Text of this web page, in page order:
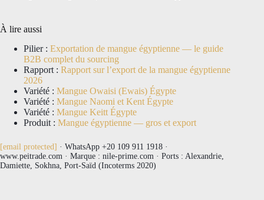
À lire aussi
Pilier : Exportation de mangue égyptienne — le guide
B2B complet du sourcing
Rapport : Rapport sur l’export de la mangue égyptienne
2026
Variété : Mangue Owaisi (Ewais) Égypte
Variété : Mangue Naomi et Kent Égypte
Variété : Mangue Keitt Égypte
Produit : Mangue égyptienne — gros et export
[email protected] · WhatsApp +20 109 911 1918 ·
www.peitrade.com · Marque : nile-prime.com · Ports : Alexandrie,
Damiette, Sokhna, Port-Saïd (Incoterms 2020)